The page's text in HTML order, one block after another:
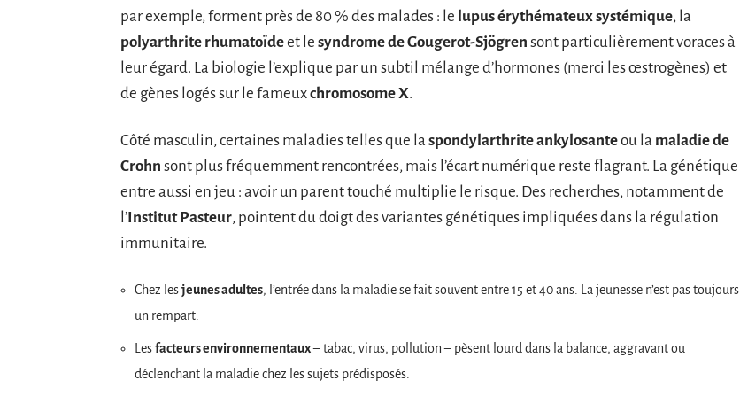
par exemple, forment près de 80 % des malades : le lupus érythémateux systémique, la
polyarthrite rhumatoïdeet le syndrome de Gougerot-Sjögren sont particulièrement voraces à
leur égard. La biologie l’explique par un subtil mélange d’hormones (merci les œstrogènes) et
de gènes logés sur le fameuxchromosome X.
Côté masculin, certaines maladies telles que la spondylarthrite ankylosanteou la maladie de
Crohn sont plus fréquemment rencontrées, mais l’écart numérique reste flagrant. La génétique
entre aussi en jeu : avoir un parent touché multiplie le risque. Des recherches, notamment de
l’Institut Pasteur, pointent du doigt des variantes génétiques impliquées dans la régulation
immunitaire.
Chez lesjeunes adultes, l’entrée dans la maladie se fait souvent entre 15 et 40 ans. La jeunesse n’est pas toujours
un rempart.
Lesfacteurs environnementaux– tabac, virus, pollution – pèsent lourd dans la balance, aggravant ou
déclenchant la maladie chez les sujets prédisposés.